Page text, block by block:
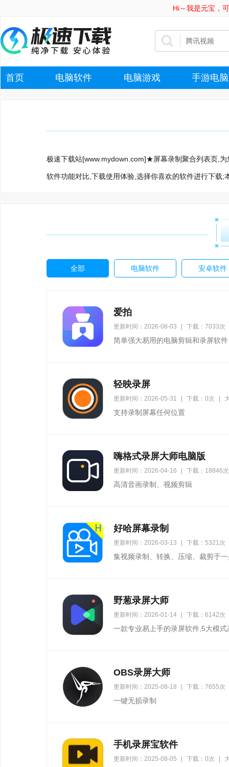
Hi～我是元宝，
首页 电脑软件 电脑游戏 手游电
极速下载站[www.mydown.com]★屏幕录制聚合列表页,
软件功能对比,下载使用体验,选择你喜欢的软件进行下载
全部 电脑软件 安卓软件
爱拍
更新时间：2026-08-03 下载：7033次
简单强大易用的电脑剪辑和录屏软件
轻映录屏
更新时间：2026-05-31 下载：0次
支持录制屏幕任何位置
嗨格式录屏大师电脑版
更新时间：2026-04-16 下载：18846次
高清音画录制、视频剪辑
好哈屏幕录制
更新时间：2026-03-13 下载：5321次
集视频录制、转换、压缩、裁剪于
野葱录屏大师
更新时间：2026-01-14 下载：6142次
一款专业易上手的录屏软件,5大模式
OBS录屏大师
更新时间：2025-08-18 下载：7655次
一键无损录制
手机录屏宝软件
更新时间：2025-08-05 下载：0次